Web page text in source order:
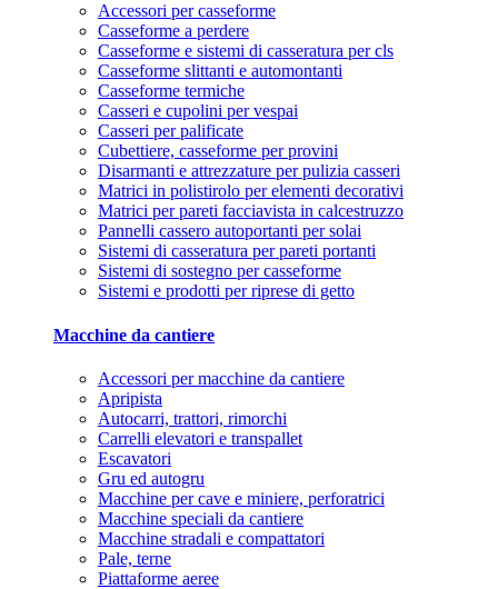
Accessori per casseforme
Casseforme a perdere
Casseforme e sistemi di casseratura per cls
Casseforme slittanti e automontanti
Casseforme termiche
Casseri e cupolini per vespai
Casseri per palificate
Cubettiere, casseforme per provini
Disarmanti e attrezzature per pulizia casseri
Matrici in polistirolo per elementi decorativi
Matrici per pareti facciavista in calcestruzzo
Pannelli cassero autoportanti per solai
Sistemi di casseratura per pareti portanti
Sistemi di sostegno per casseforme
Sistemi e prodotti per riprese di getto
Macchine da cantiere
Accessori per macchine da cantiere
Apripista
Autocarri, trattori, rimorchi
Carrelli elevatori e transpallet
Escavatori
Gru ed autogru
Macchine per cave e miniere, perforatrici
Macchine speciali da cantiere
Macchine stradali e compattatori
Pale, terne
Piattaforme aeree